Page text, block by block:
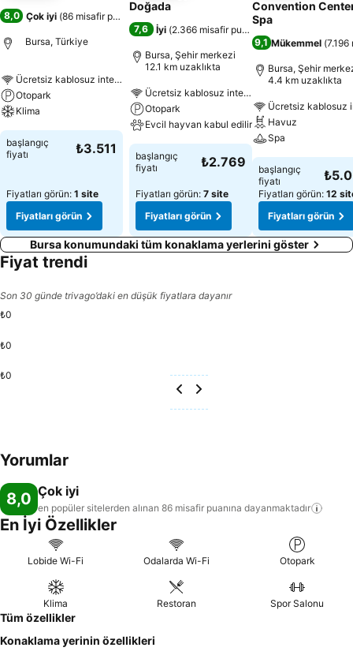
8,0 Çok iyi (86 misafir puanı
Bursa, Türkiye
Ücretsiz kablosuz internet
Otopark
Klima
başlangıç
fiyatı
₺3.511
Fiyatları görün: 1 site
Fiyatları görün
Doğada
7,6 İyi (2.366 misafir puanı
Bursa, Şehir merkezi
12.1 km uzaklıkta
Ücretsiz kablosuz internet
Otopark
Evcil hayvan kabul edilir
başlangıç
fiyatı
₺2.769
Fiyatları görün: 7 site
Fiyatları görün
Convention
Spa
9,1 Mükemmel (7.196
Bursa, Şehir
4.4 km uzaklıkta
Ücretsiz kablosuz
Havuz
Spa
başlangıç
fiyatı
Fiyatları görün: 12
Fiyatları görün
Bursa konumundaki tüm konaklama yerlerini göster
Fiyat trendi
Son 30 günde trivago’daki en düşük fiyatlara dayanır
₺0
₺0
₺0
Yorumlar
8,0 Çok iyi
en popüler sitelerden alınan 86 misafir puanına dayanmaktadır
En İyi Özellikler
Lobide Wi-Fi Odalarda Wi-Fi Otopark
Klima Restoran Spor Salonu
Tüm özellikler
Konaklama yerinin özellikleri